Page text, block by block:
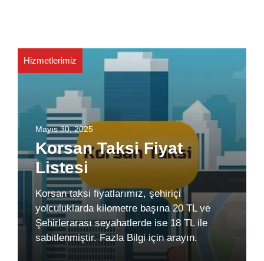
Hizmetlerimiz
Mayıs 30, 2025
Korsan Taksi Fiyat
Listesi
Korsan taksi fiyatlarımız, şehiriçi
yolculuklarda kilometre başına 20 TL ve
Şehirlerarası seyahatlerde ise 18 TL ile
sabitlenmiştir. Fazla Bilgi için arayın.